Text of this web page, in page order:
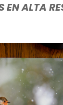
EN ALTA